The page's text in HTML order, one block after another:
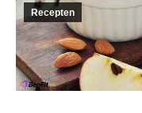
Recepten